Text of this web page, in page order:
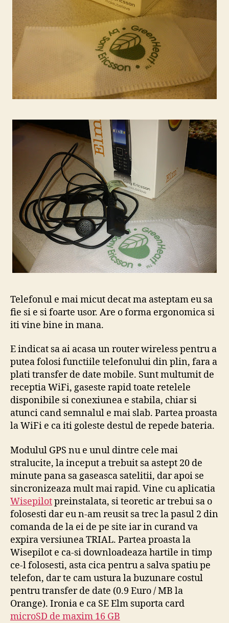
Telefonul e mai micut decat ma asteptam eu sa
fie si e si foarte usor. Are o forma ergonomica si
iti vine bine in mana.
E indicat sa ai acasa un router wireless pentru a
putea folosi functiile telefonului din plin, fara a
plati transfer de date mobile. Sunt multumit de
receptia WiFi, gaseste rapid toate retelele
disponibile si conexiunea e stabila, chiar si
atunci cand semnalul e mai slab. Partea proasta
la WiFi e ca iti goleste destul de repede bateria.
Modulul GPS nu e unul dintre cele mai
stralucite, la inceput a trebuit sa astept 20 de
minute pana sa gaseasca satelitii, dar apoi se
sincronizeaza mult mai rapid. Vine cu aplicatia
Wisepilotpreinstalata, si teoretic ar trebui sa o
folosesti dar eu n-am reusit sa trec la pasul 2 din
comanda de la ei de pe site iar in curand va
expira versiunea TRIAL. Partea proasta la
Wisepilot e ca-si downloadeaza hartile in timp
ce-l folosesti, asta cica pentru a salva spatiu pe
telefon, dar te cam ustura la buzunare costul
pentru transfer de date (0.9 Euro / MB la
Orange). Ironia e ca SE Elm suporta card
microSD de maxim 16 GB